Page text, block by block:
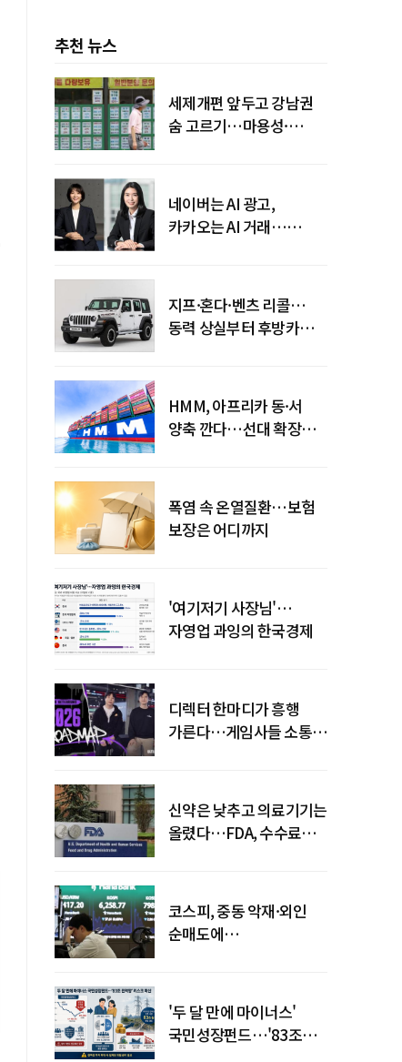
추천 뉴스
세제개편 앞두고 강남권
숨 고르기…마용성·
네이버는 AI 광고,
카카오는 AI 거래…
지프·혼다·벤츠 리콜…
동력 상실부터 후방카메라
HMM, 아프리카 동·서
양축 깐다…선대 확장
폭염 속 온열질환…보험
보장은 어디까지
'여기저기 사장님'…
자영업 과잉의 한국경제
디렉터 한마디가 흥행
가른다…게임사들 소통
신약은 낮추고 의료기기는
올렸다…FDA, 수수료
코스피, 중동 악재·외인
순매도에
'두 달 만에 마이너스'
국민성장펀드…'83조